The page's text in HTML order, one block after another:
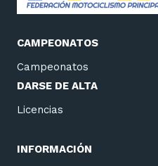
CAMPEONATOS
Campeonatos
DARSE DE ALTA
Licencias
INFORMACIÓN